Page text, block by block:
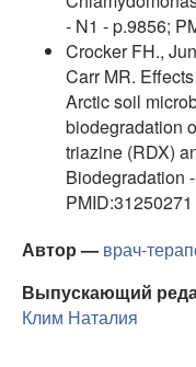
- N1 - p.9856;
Crocker FH.,
Carr MR.
Arctic soil
biodegradation
triazine (RDX)
Biodegradation
PMID:31250271
Автор — врач-
Выпускающий
Клим Наталия